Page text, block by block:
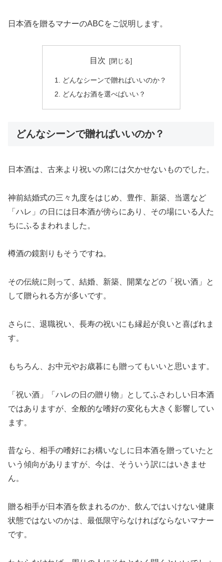
日本酒を贈るマナーのABCをご説明します。
目次
どんなシーンで贈ればいいのか？
どんなお酒を選べばいい？
どんなシーンで贈ればいいのか？
日本酒は、古来より祝いの席には欠かせないものでした。
神前結婚式の三々九度をはじめ、豊作、新築、当選など
「ハレ」の日には日本酒が傍らにあり、その場にいる人た
ちにふるまわれました。
樽酒の鏡割りもそうですね。
その伝統に則って、結婚、新築、開業などの「祝い酒」と
して贈られる方が多いです。
さらに、退職祝い、長寿の祝いにも縁起が良いと喜ばれま
す。
もちろん、お中元やお歳暮にも贈ってもいいと思います。
「祝い酒」「ハレの日の贈り物」としてふさわしい日本酒
ではありますが、全般的な嗜好の変化も大きく影響してい
ます。
昔なら、相手の嗜好にお構いなしに日本酒を贈っていたと
いう傾向がありますが、今は、そういう訳にはいきませ
ん。
贈る相手が日本酒を飲まれるのか、飲んではいけない健康
状態ではないのかは、最低限守らなければならないマナー
です。